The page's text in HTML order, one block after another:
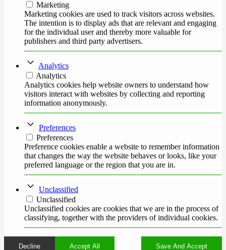
Marketing
Marketing cookies are used to track visitors across websites.
The intention is to display ads that are relevant and engaging
for the individual user and thereby more valuable for
publishers and third party advertisers.
Analytics
Analytics
Analytics cookies help website owners to understand how
visitors interact with websites by collecting and reporting
information anonymously.
Preferences
Preferences
Preference cookies enable a website to remember information
that changes the way the website behaves or looks, like your
preferred language or the region that you are in.
Unclassified
Unclassified
Unclassified cookies are cookies that we are in the process of
classifying, together with the providers of individual cookies.
Decline Accept All Save And Accept